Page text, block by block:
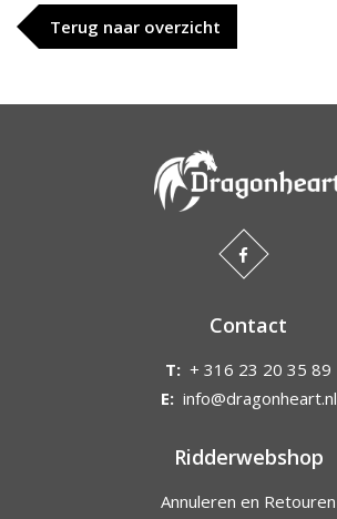
Terug naar overzicht
Contact
T: + 316 23 20 35 89
E: info@dragonheart.nl
Ridderwebshop
Annuleren en Retouren